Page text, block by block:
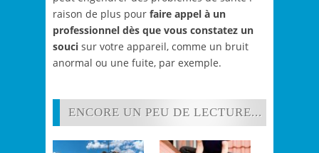
raison de plus pour faire appel à un
professionnel dès que vous constatez un
souci sur votre appareil, comme un bruit
anormal ou une fuite, par exemple.
ENCORE UN PEU DE LECTURE...